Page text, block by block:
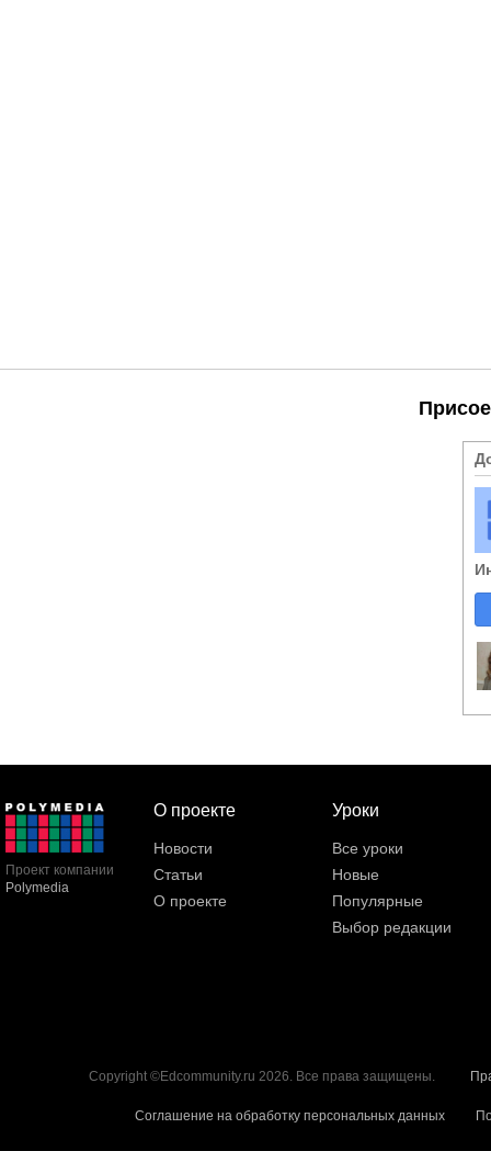
Проект компании
Polymedia
О проекте
Новости
Статьи
О проекте
Уроки
Все уроки
Новые
Популярные
Выбор редакции
Copyright ©Edcommunity.ru 2026. Все права защищены.
Соглашение на обработку персональных данных